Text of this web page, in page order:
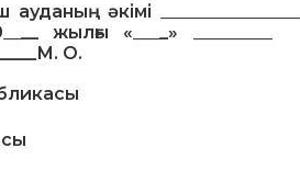
ауданың әкімі
__ жылғы « ____»
О.